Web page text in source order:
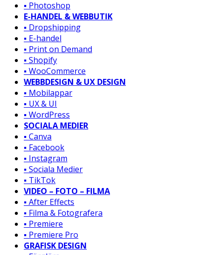
▪️ Photoshop
E-HANDEL & WEBBUTIK
▪️ Dropshipping
▪️ E-handel
▪️ Print on Demand
▪️ Shopify
▪️ WooCommerce
WEBBDESIGN & UX DESIGN
▪️ Mobilappar
▪️ UX & UI
▪️ WordPress
SOCIALA MEDIER
▪️ Canva
▪️ Facebook
▪️ Instagram
▪️ Sociala Medier
▪️ TikTok
VIDEO – FOTO – FILMA
▪️ After Effects
▪️ Filma & Fotografera
▪️ Premiere
▪️ Premiere Pro
GRAFISK DESIGN